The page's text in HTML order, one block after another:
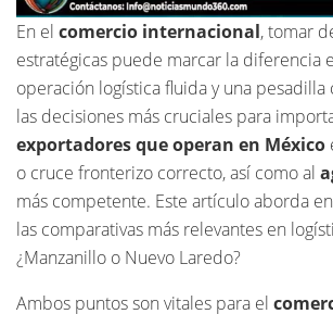
En el comercio internacional, tomar
estratégicas puede marcar la diferencia
operación logística fluida y una pesadilla
las decisiones más cruciales para
exportadores que operan en México
o cruce fronterizo correcto, así como al
más competente. Este artículo aborda
las comparativas más relevantes en
¿Manzanillo o Nuevo Laredo?
Ambos puntos son vitales para el